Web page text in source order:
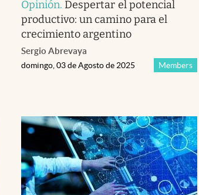
Opinión. Despertar el potencial
productivo: un camino para el
crecimiento argentino
Sergio Abrevaya
Members
domingo, 03 de Agosto de 2025